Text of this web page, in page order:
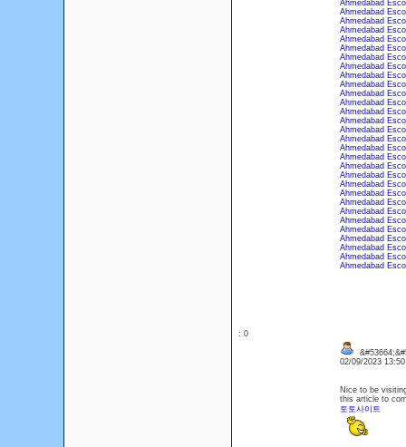
Ahmedabad
Ahmedabad
Ahmedabad
Ahmedabad
Ahmedabad
Ahmedabad
Ahmedabad
Ahmedabad
Ahmedabad
Ahmedabad
Ahmedabad
Ahmedabad
Ahmedabad
Ahmedabad
Ahmedabad
Ahmedabad
Ahmedabad
Ahmedabad
Ahmedabad
Ahmedabad
Ahmedabad
Ahmedabad
Ahmedabad
Ahmedabad
Ahmedabad
Ahmedabad
Ahmedabad
Ahmedabad
Ahmedabad
Ahmedabad
: 0
02/09/2023
Nice to be
this article to
토토사이트